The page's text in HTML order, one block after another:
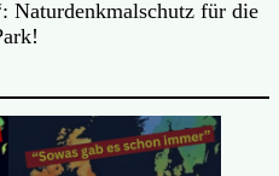
Naturdenkmalschutz für die